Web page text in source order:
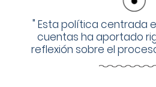
" Esta política centrada
cuentas ha aportado
reflexión sobre el